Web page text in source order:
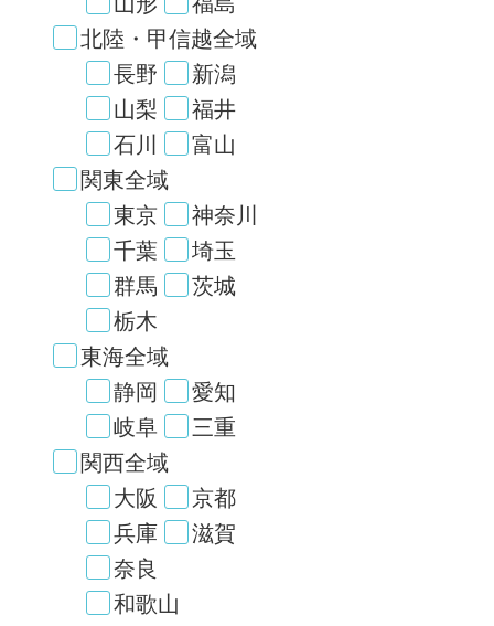
北陸・甲信越全域
長野
新潟
山梨
福井
石川
富山
関東全域
東京
神奈川
千葉
埼玉
群馬
茨城
栃木
東海全域
静岡
愛知
岐阜
三重
関西全域
大阪
京都
兵庫
滋賀
奈良
和歌山